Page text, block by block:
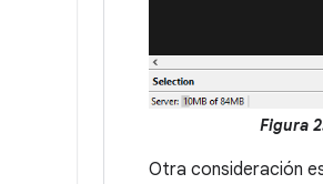
Figura
Otra consideración